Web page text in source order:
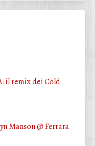
il remix dei Cold
Manson @ Ferrara